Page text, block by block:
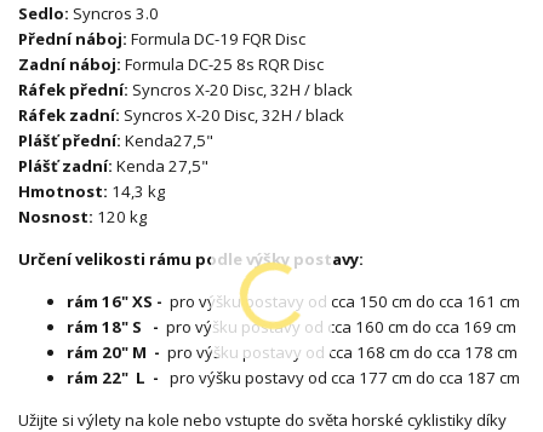
Sedlo: Syncros 3.0
Přední náboj: Formula DC-19 FQR Disc
Zadní náboj: Formula DC-25 8s RQR Disc
Ráfek přední: Syncros X-20 Disc, 32H / black
Ráfek zadní: Syncros X-20 Disc, 32H / black
Plášť přední: Kenda27,5"
Plášť zadní: Kenda 27,5"
Hmotnost: 14,3 kg
Nosnost: 120 kg
Určení velikosti rámu podle výšky postavy:
rám 16" XS - pro výšku postavy od cca 150 cm do cca 161 cm
rám 18" S - pro výšku postavy od cca 160 cm do cca 169 cm
rám 20" M - pro výšku postavy od cca 168 cm do cca 178 cm
rám 22" L - pro výšku postavy od cca 177 cm do cca 187 cm
Užijte si výlety na kole nebo vstupte do světa horské cyklistiky díky